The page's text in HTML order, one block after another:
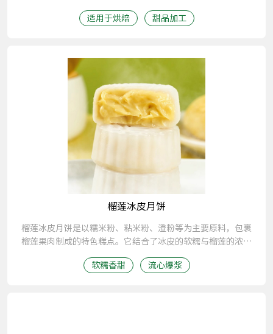
适用于烘焙 甜品加工
榴莲冰皮月饼
榴莲冰皮月饼是以糯米粉、粘米粉、澄粉等为主要原料，包裹
榴莲果肉制成的特色糕点。它结合了冰皮的软糯与榴莲的浓郁
软糯香甜
流心爆浆‌